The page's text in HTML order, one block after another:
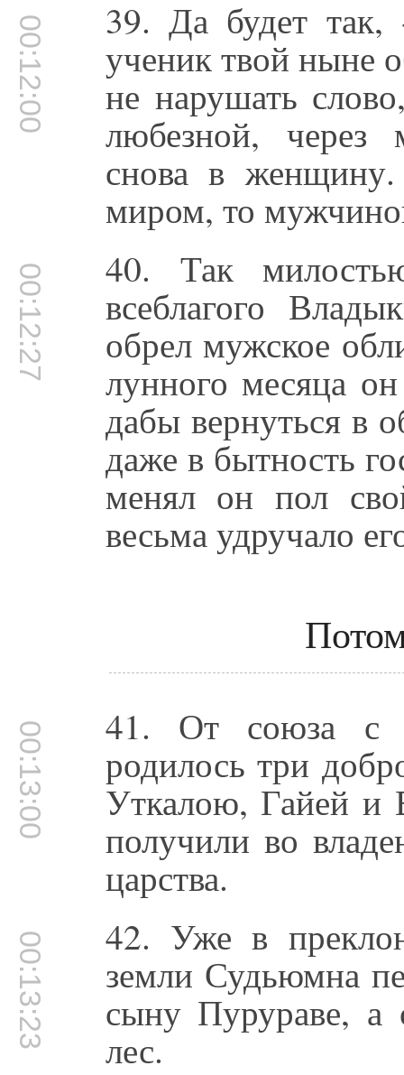
00:12:00 39. Да будет так,
ученик твой ныне
не нарушать
любезной,
снова в
миром, то
00:12:27 40. Так
всеблагого
обрел мужское
лунного месяца
дабы вернуться в
даже в бытность
менял он пол
весьма удручало
00:13:00 41. От союза с
родилось три
Уткалою, Гайей и
получили во
царства.
00:13:23 42. Уже в
земли Судьюмна
сыну Пурураве, а
лес.